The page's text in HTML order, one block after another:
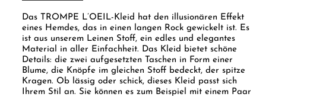
Das TROMPE L’OEIL-Kleid hat den illusionären Effekt
eines Hemdes, das in einen langen Rock gewickelt ist. Es
ist aus unserem Leinen Stoff, ein edles und elegantes
Material in aller Einfachheit. Das Kleid bietet schöne
Details: die zwei aufgesetzten Taschen in Form einer
Blume, die Knöpfe im gleichen Stoff bedeckt, der spitze
Kragen. Ob lässig oder schick, dieses Kleid passt sich
Ihrem Stil an. Sie können es zum Beispiel mit einem Paar